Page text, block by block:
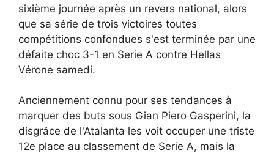
sixième journée après un revers national, alors
que sa série de trois victoires toutes
compétitions confondues s'est terminée par une
défaite choc 3-1 en Serie A contre Hellas
Vérone samedi.
Anciennement connu pour ses tendances à
marquer des buts sous Gian Piero Gasperini, la
disgrâce de l'Atalanta les voit occuper une triste
12e place au classement de Serie A, mais la